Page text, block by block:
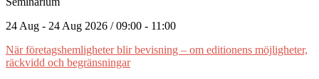
24 Aug - 24 Aug 2026 / 09:00 - 11:00
När företagshemligheter blir bevisning – om editionens möjligheter,
räckvidd och begränsningar